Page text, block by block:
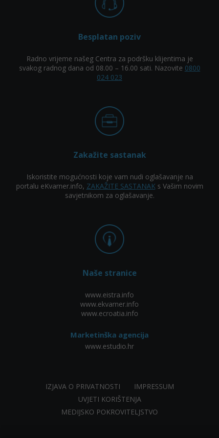
Besplatan poziv
Radno vrijeme našeg Centra za podršku klijentima je
svakog radnog dana od 08.00 – 16.00 sati. Nazovite 0800
024 023
Zakažite sastanak
Iskoristite mogućnosti koje vam nudi oglašavanje na
portalu eKvarner.info, ZAKAŽITE SASTANAKs Vašim novim
savjetnikom za oglašavanje.
Naše stranice
www.eistra.info
www.ekvarner.info
www.ecroatia.info
Marketinška agencija
www.estudio.hr
IZJAVA O PRIVATNOSTI
IMPRESSUM
UVJETI KORIŠTENJA
MEDIJSKO POKROVITELJSTVO